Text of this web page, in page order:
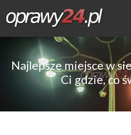
Najlepsze miejsce w
Ci gdzie, co